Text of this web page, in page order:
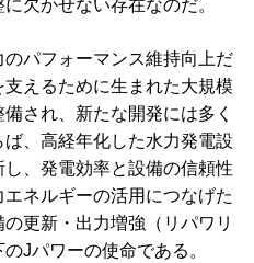
欠かせない存在なのだ。
パフォーマンス維持向上だ
えるために生まれた大規模
され、新たな開発には多く
、高経年化した水力発電設
、発電効率と設備の信頼性
ネルギーの活用につなげた
更新・出力増強（リパワリ
Jパワーの使命である。